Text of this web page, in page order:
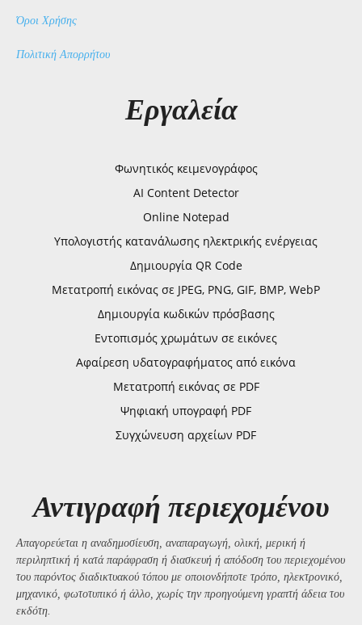
Όροι Χρήσης
Πολιτική Απορρήτου
Εργαλεία
Φωνητικός κειμενογράφος
AI Content Detector
Online Notepad
Υπολογιστής κατανάλωσης ηλεκτρικής ενέργειας
Δημιουργία QR Code
Μετατροπή εικόνας σε JPEG, PNG, GIF, BMP, WebP
Δημιουργία κωδικών πρόσβασης
Εντοπισμός χρωμάτων σε εικόνες
Αφαίρεση υδατογραφήματος από εικόνα
Μετατροπή εικόνας σε PDF
Ψηφιακή υπογραφή PDF
Συγχώνευση αρχείων PDF
Αντιγραφή περιεχομένου
Απαγορεύεται η αναδημοσίευση, αναπαραγωγή, ολική, μερική ή
περιληπτική ή κατά παράφραση ή διασκευή ή απόδοση του περιεχομένου
του παρόντος διαδικτυακού τόπου με οποιονδήποτε τρόπο, ηλεκτρονικό,
μηχανικό, φωτοτυπικό ή άλλο, χωρίς την προηγούμενη γραπτή άδεια του
εκδότη.